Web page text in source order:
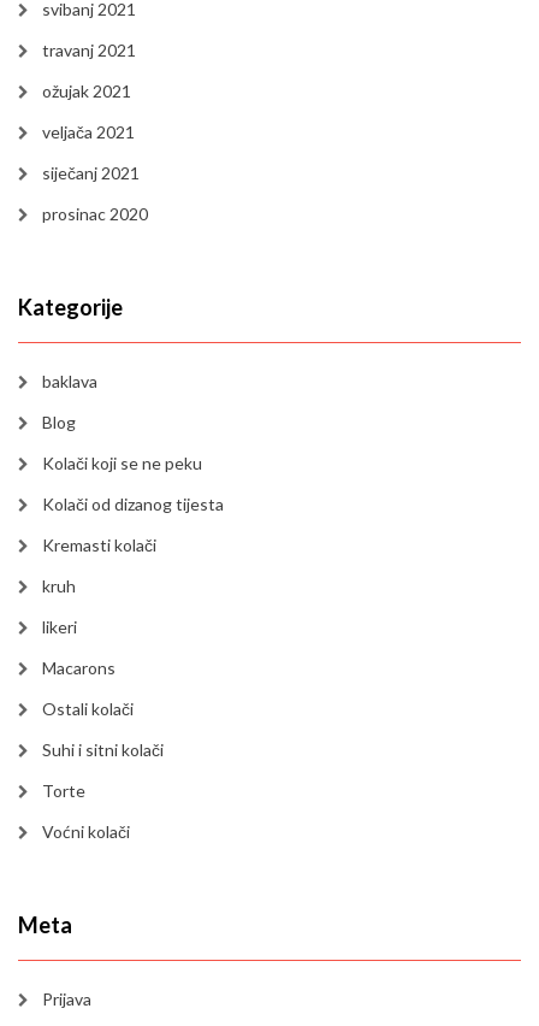
svibanj 2021
travanj 2021
ožujak 2021
veljača 2021
siječanj 2021
prosinac 2020
Kategorije
baklava
Blog
Kolači koji se ne peku
Kolači od dizanog tijesta
Kremasti kolači
kruh
likeri
Macarons
Ostali kolači
Suhi i sitni kolači
Torte
Voćni kolači
Meta
Prijava